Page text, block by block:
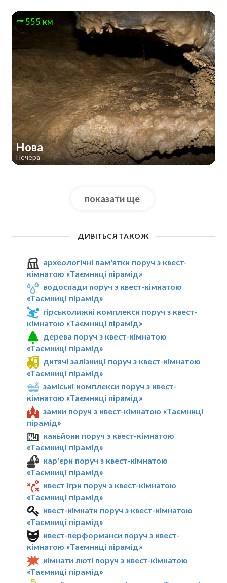
555 км
Нова
Печера
показати ще
ДИВІТЬСЯ ТАКОЖ
археологічні пам'ятки поруч з квест-
кімнатою «Таємниці пірамід»
водоспади поруч з квест-кімнатою
«Таємниці пірамід»
гірськолижні комплекси поруч з квест-
кімнатою «Таємниці пірамід»
дерева поруч з квест-кімнатою
«Таємниці пірамід»
дитячі залізниці поруч з квест-кімнатою
«Таємниці пірамід»
заміські комплекси поруч з квест-
кімнатою «Таємниці пірамід»
замки поруч з квест-кімнатою «Таємниці
пірамід»
каньйони поруч з квест-кімнатою
«Таємниці пірамід»
кар'єри поруч з квест-кімнатою
«Таємниці пірамід»
квест ігри поруч з квест-кімнатою
«Таємниці пірамід»
квест-кімнати поруч з квест-кімнатою
«Таємниці пірамід»
квест-перформанси поруч з квест-
кімнатою «Таємниці пірамід»
кімнати люті поруч з квест-кімнатою
«Таємниці пірамід»